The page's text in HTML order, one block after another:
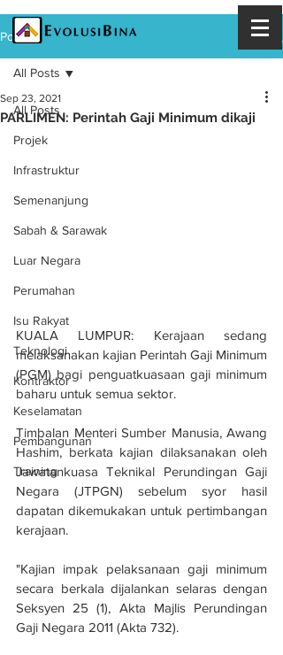
Post
All Posts
Projek
Infrastruktur
Semenanjung
Sabah & Sarawak
Luar Negara
Perumahan
Isu Rakyat
Teknologi
Kontraktor
Keselamatan
Pembangunan
Training
All Posts
PARLIMEN: Perintah Gaji Minimum dikaji
Sep 23, 2021
KUALA LUMPUR: Kerajaan sedang
melaksanakan kajian Perintah Gaji Minimum
(PGM) bagi penguatkuasaan gaji minimum
baharu untuk semua sektor.
Timbalan Menteri Sumber Manusia, Awang
Hashim, berkata kajian dilaksanakan oleh
Jawatankuasa Teknikal Perundingan Gaji
Negara (JTPGN) sebelum syor hasil
dapatan dikemukakan untuk pertimbangan
kerajaan.
"Kajian impak pelaksanaan gaji minimum
secara berkala dijalankan selaras dengan
Seksyen 25 (1), Akta Majlis Perundingan
Gaji Negara 2011 (Akta 732).